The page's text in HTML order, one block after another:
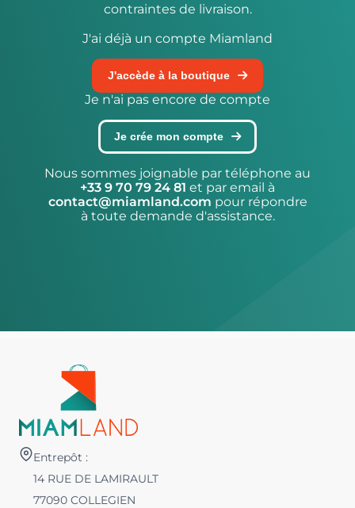
contraintes de livraison.
J'ai déjà un compte Miamland
J'accède à la boutique
Je n'ai pas encore de compte
Je crée mon compte
Nous sommes joignable par téléphone au
+33 9 70 79 24 81 et par email à
contact@miamland.com pour répondre
à toute demande d'assistance.
Entrepôt :
14 RUE DE LAMIRAULT
77090 COLLEGIEN